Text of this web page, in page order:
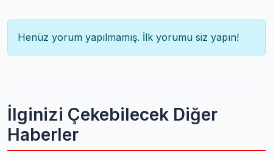
Henüz yorum yapılmamış. İlk yorumu siz yapın!
İlginizi Çekebilecek Diğer
Haberler